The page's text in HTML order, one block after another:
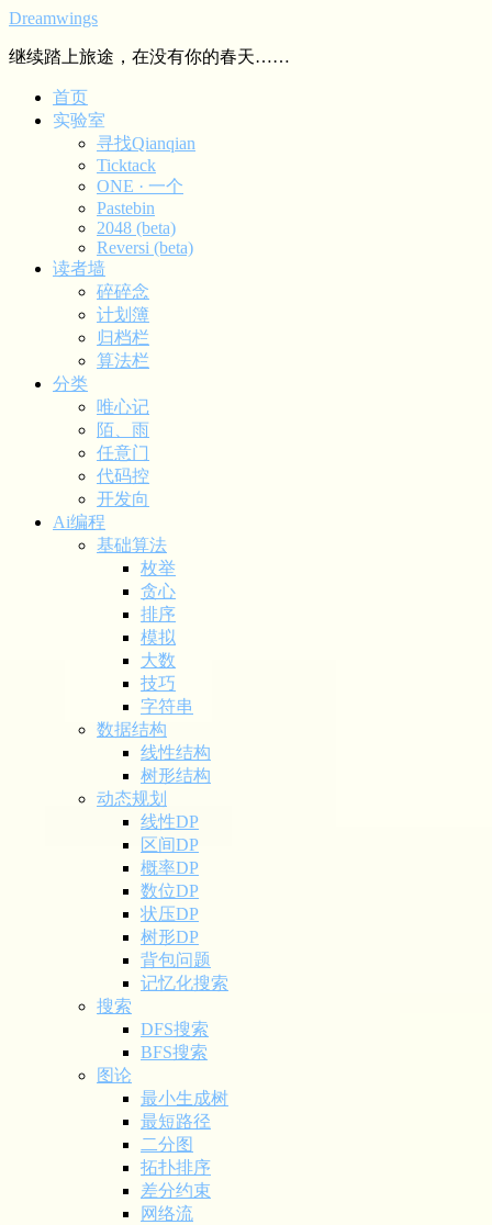
Dreamwings
继续踏上旅途，在没有你的春天……
首页
实验室
寻找Qianqian
Ticktack
ONE · 一个
Pastebin
2048 (beta)
Reversi (beta)
读者墙
碎碎念
计划簿
归档栏
算法栏
分类
唯心记
陌、雨
任意门
代码控
开发向
Ai编程
基础算法
枚举
贪心
排序
模拟
大数
技巧
字符串
数据结构
线性结构
树形结构
动态规划
线性DP
区间DP
概率DP
数位DP
状压DP
树形DP
背包问题
记忆化搜索
搜索
DFS搜索
BFS搜索
图论
最小生成树
最短路径
二分图
拓扑排序
差分约束
网络流